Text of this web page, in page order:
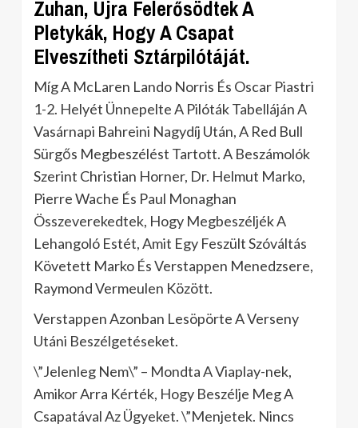
Zuhan, Újra Felerősödtek A
Pletykák, Hogy A Csapat
Elveszítheti Sztárpilótáját.
Míg A McLaren Lando Norris És Oscar Piastri
1-2. Helyét Ünnepelte A Pilóták Tabelláján A
Vasárnapi Bahreini Nagydíj Után, A Red Bull
Sürgős Megbeszélést Tartott. A Beszámolók
Szerint Christian Horner, Dr. Helmut Marko,
Pierre Wache És Paul Monaghan
Összeverekedtek, Hogy Megbeszéljék A
Lehangoló Estét, Amit Egy Feszült Szóváltás
Követett Marko És Verstappen Menedzsere,
Raymond Vermeulen Között.
Verstappen Azonban Lesöpörte A Verseny
Utáni Beszélgetéseket.
\”Jelenleg Nem\” – Mondta A Viaplay-nek,
Amikor Arra Kérték, Hogy Beszélje Meg A
Csapatával Az Ügyeket. \”Menjetek. Nincs